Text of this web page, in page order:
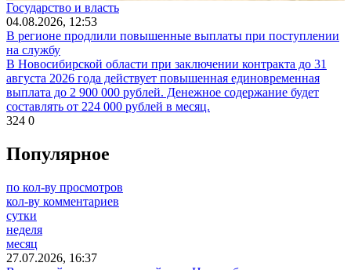
Государство и власть
04.08.2026, 12:53
В регионе продлили повышенные выплаты при поступлении
на службу
В Новосибирской области при заключении контракта до 31
августа 2026 года действует повышенная единовременная
выплата до 2 900 000 рублей. Денежное содержание будет
составлять от 224 000 рублей в месяц.
324 0
Популярное
по кол-ву просмотров
кол-ву комментариев
сутки
неделя
месяц
27.07.2026, 16:37